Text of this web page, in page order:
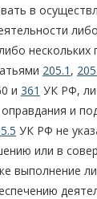
в
нескольких
205.1 ,
и 361 УК РФ,
и
УК РФ не
или в
выполнение